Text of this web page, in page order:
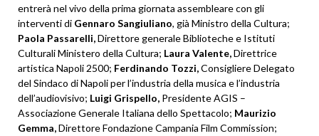
entrerà nel vivo della prima giornata assembleare con gli
interventi di Gennaro Sangiuliano, già Ministro della Cultura;
Paola Passarelli,Direttore generale Biblioteche e Istituti
Culturali Ministero della Cultura; Laura Valente,Direttrice
artistica Napoli 2500; Ferdinando Tozzi,Consigliere Delegato
del Sindaco di Napoli per l’industria della musica e l’industria
dell’audiovisivo; Luigi Grispello, Presidente AGIS –
Associazione Generale Italiana dello Spettacolo; Maurizio
Gemma,Direttore Fondazione Campania Film Commission;